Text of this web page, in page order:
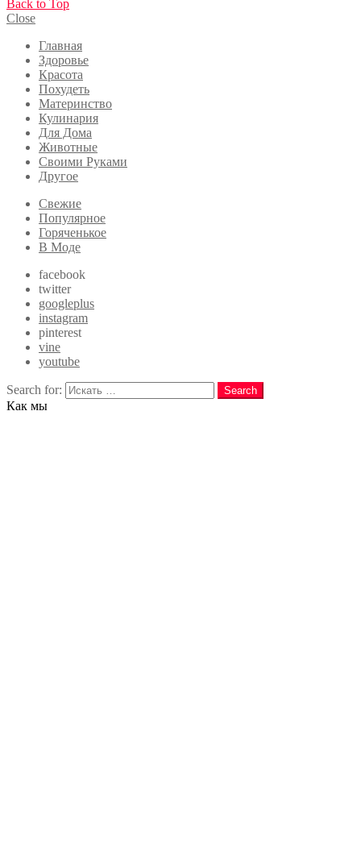
Back to Top
Close
Главная
Здоровье
Красота
Похудеть
Материнство
Кулинария
Для Дома
Животные
Своими Руками
Другое
Свежие
Популярное
Горяченькое
В Моде
facebook
twitter
googleplus
instagram
pinterest
vine
youtube
Search for: Search
Как мы